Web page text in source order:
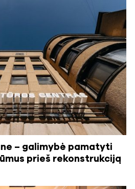
– galimybė pamatyti
prieš rekonstrukciją